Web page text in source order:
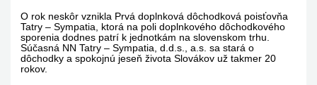
O rok neskôr vznikla Prvá doplnková dôchodková poisťovňa
Tatry – Sympatia, ktorá na poli doplnkového dôchodkového
sporenia dodnes patrí k jednotkám na slovenskom trhu.
Súčasná NN Tatry – Sympatia, d.d.s., a.s. sa stará o
dôchodky a spokojnú jeseň života Slovákov už takmer 20
rokov.